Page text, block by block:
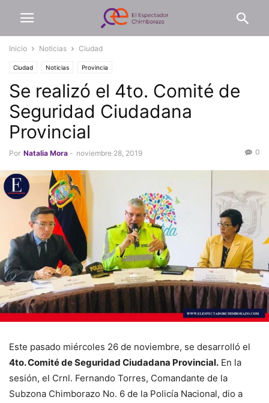
Inicio Noticias Ciudad
Ciudad Noticias Provincia
Se realizó el 4to. Comité de
Seguridad Ciudadana
Provincial
Por Natalia Mora - noviembre 28, 2019 0
Este pasado miércoles 26 de noviembre, se desarrolló el
4to. Comité de Seguridad Ciudadana Provincial. En la
sesión, el Crnl. Fernando Torres, Comandante de la
Subzona Chimborazo No. 6 de la Policía Nacional, dio a